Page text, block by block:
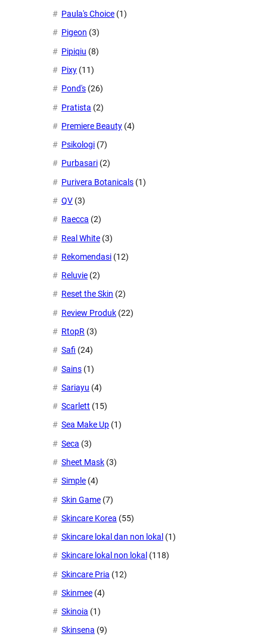
Paula's Choice (1)
Pigeon (3)
Pipiqiu (8)
Pixy (11)
Pond's (26)
Pratista (2)
Premiere Beauty (4)
Psikologi (7)
Purbasari (2)
Purivera Botanicals (1)
QV (3)
Raecca (2)
Real White (3)
Rekomendasi (12)
Reluvie (2)
Reset the Skin (2)
Review Produk (22)
RtopR (3)
Safi (24)
Sains (1)
Sariayu (4)
Scarlett (15)
Sea Make Up (1)
Seca (3)
Sheet Mask (3)
Simple (4)
Skin Game (7)
Skincare Korea (55)
Skincare lokal dan non lokal (1)
Skincare lokal non lokal (118)
Skincare Pria (12)
Skinmee (4)
Skinoia (1)
Skinsena (9)